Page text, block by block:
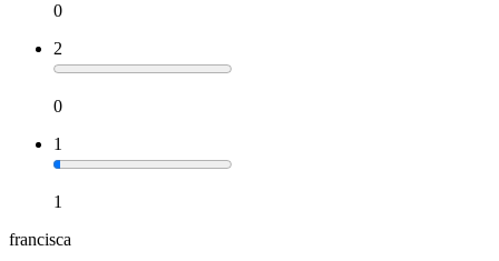
0
2
0
1
1
francisca